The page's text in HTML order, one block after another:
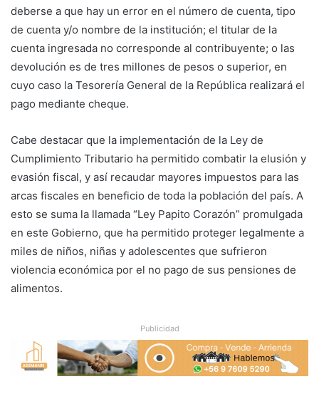
deberse a que hay un error en el número de cuenta, tipo
de cuenta y/o nombre de la institución; el titular de la
cuenta ingresada no corresponde al contribuyente; o las
devolución es de tres millones de pesos o superior, en
cuyo caso la Tesorería General de la República realizará el
pago mediante cheque.
Cabe destacar que la implementación de la Ley de
Cumplimiento Tributario ha permitido combatir la elusión y
evasión fiscal, y así recaudar mayores impuestos para las
arcas fiscales en beneficio de toda la población del país. A
esto se suma la llamada “Ley Papito Corazón” promulgada
en este Gobierno, que ha permitido proteger legalmente a
miles de niños, niñas y adolescentes que sufrieron
violencia económica por el no pago de sus pensiones de
alimentos.
Publicidad